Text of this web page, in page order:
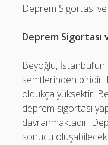
Deprem Sigortası
Deprem Sigortası
Beyoğlu,
semtlerinden biridir.
oldukça yüksektir.
deprem sigortası
davranmaktadır.
sonucu oluşabilecek